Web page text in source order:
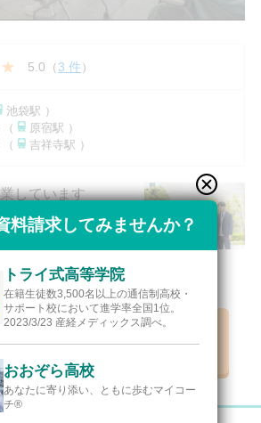
5.0 （3 件）
池袋駅 ）
原宿駅 ）
吉祥寺駅 ）
しています
生徒には中学の復
す。学校行事も豊
生活が送れます。
リストに追加【無料】
料請求してみませんか？
トライ式高等学院
在籍⽣徒数3,500名以上の通信制⾼校・
サポート校において進学率全国1位。
2023/3/23 産経メディックス調べ。
おおぞら高校
あなたに寄り添い、ともに歩むマイコー
チ®